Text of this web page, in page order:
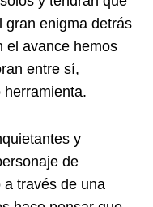
gran enigma detrás
el avance hemos
entre sí,
y
de
a través de una